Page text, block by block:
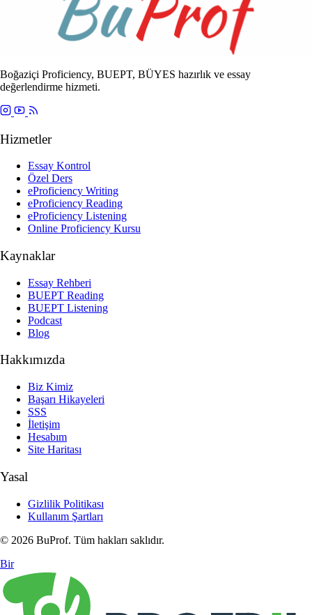
Boğaziçi Proficiency, BUEPT, BÜYES hazırlık ve essay
değerlendirme hizmeti.
Hizmetler
Essay Kontrol
Özel Ders
eProficiency Writing
eProficiency Reading
eProficiency Listening
Online Proficiency Kursu
Kaynaklar
Essay Rehberi
BUEPT Reading
BUEPT Listening
Podcast
Blog
Hakkımızda
Biz Kimiz
Başarı Hikayeleri
SSS
İletişim
Hesabım
Site Haritası
Yasal
Gizlilik Politikası
Kullanım Şartları
© 2026 BuProf. Tüm hakları saklıdır.
Bir